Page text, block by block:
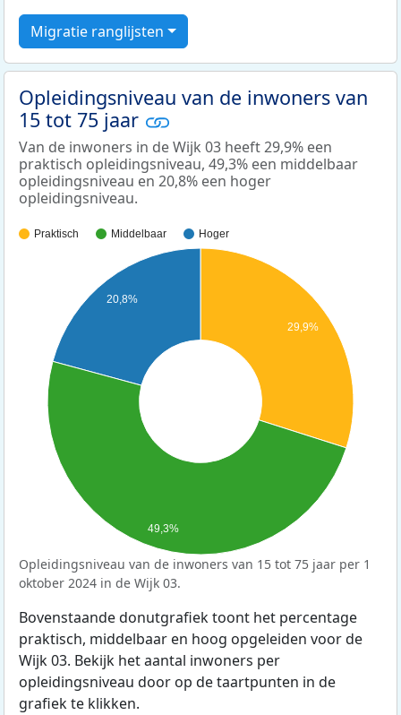
Migratie ranglijsten
Opleidingsniveau van de inwoners van
15 tot 75 jaar
Van de inwoners in de Wijk 03 heeft 29,9% een
praktisch opleidingsniveau, 49,3% een middelbaar
opleidingsniveau en 20,8% een hoger
opleidingsniveau.
Praktisch Middelbaar Hoger
29,9%
20,8%
49,3%
Opleidingsniveau van de inwoners van 15 tot 75 jaar per 1
oktober 2024 in de Wijk 03.
Bovenstaande donutgrafiek toont het percentage
praktisch, middelbaar en hoog opgeleiden voor de
Wijk 03. Bekijk het aantal inwoners per
opleidingsniveau door op de taartpunten in de
grafiek te klikken.